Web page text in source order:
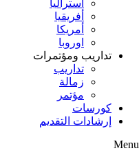
أستراليا
أفريقيا
أمريكا
اوروبا
تداريب ومؤتمرات
تداريب
زمالة
مؤتمر
كورسات
إرشادات التقديم
Menu